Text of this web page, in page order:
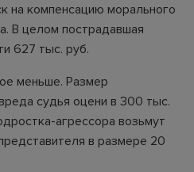
на компенсацию морального
В целом пострадавшая
627 тыс. руб.
меньше. Размер
судья оцени в 300 тыс.
агрессора возьмут
в размере 20